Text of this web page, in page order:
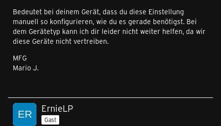
Bedeutet bei deinem Gerät, dass du diese Einstellung
manuell so konfigurieren, wie du es gerade benötigst. Bei
dem Gerätetyp kann ich dir leider nicht weiter helfen, da wir
diese Geräte nicht vertreiben.
MFG
Mario J.
ErnieLP
Gast